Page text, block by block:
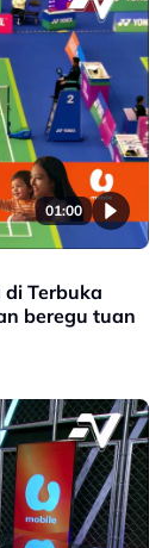
01:00
Terbuka
beregu tuan